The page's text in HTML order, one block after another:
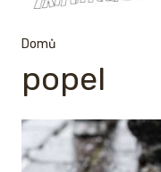
Domů
popel